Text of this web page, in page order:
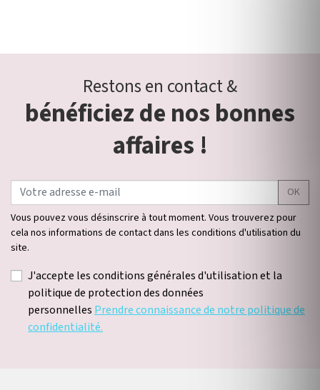
Restons en contact &
bénéficiez de nos bonnes
affaires !
OK
Vous pouvez vous désinscrire à tout moment. Vous trouverez pour
cela nos informations de contact dans les conditions d'utilisation du
site.
J'accepte les conditions générales d'utilisation et la
politique de protection des données
personnelles Prendre connaissance de notre politique de
confidentialité.